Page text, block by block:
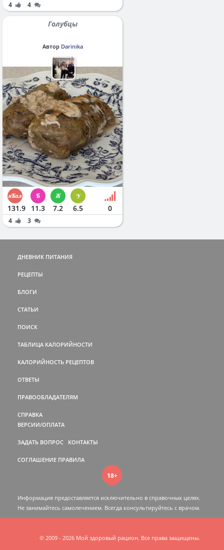
4 4
Голубцы
Автор Darinika
131.9 11.3 7.2 6.5 0
4 3
ДНЕВНИК ПИТАНИЯ
РЕЦЕПТЫ
БЛОГИ
СТАТЬИ
ПОИСК
ТАБЛИЦА КАЛОРИЙНОСТИ
КАЛОРИЙНОСТЬ РЕЦЕПТОВ
ОТВЕТЫ
ПРАВООБЛАДАТЕЛЯМ
СПРАВКА
ВЕРСИИ/ОПЛАТА
ЗАДАТЬ ВОПРОС КОНТАКТЫ
СОГЛАШЕНИЕ ПРАВИЛА
18+
Информация предоставляется исключительно в справочных целях.
Не занимайтесь самолечением. Всегда консультируйтесь c врачом.
© 2009 - 2026 Мой здоровый рацион. Все права защищены.